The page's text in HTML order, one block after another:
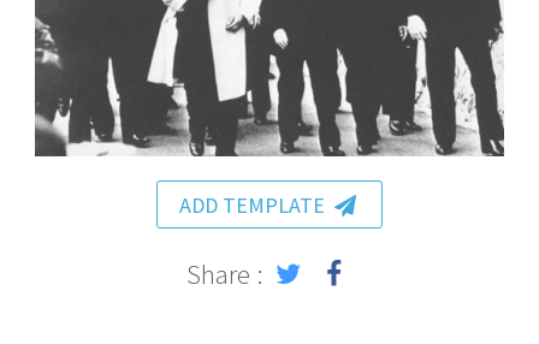
ADD TEMPLATE
Share :